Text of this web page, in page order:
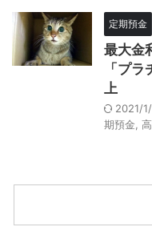
定期預金
最大金
「プ
上
2021/
期預金